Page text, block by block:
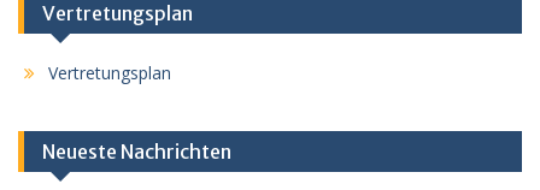
Vertretungsplan
Vertretungsplan
Neueste Nachrichten